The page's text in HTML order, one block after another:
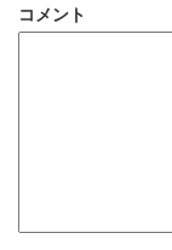
コメント